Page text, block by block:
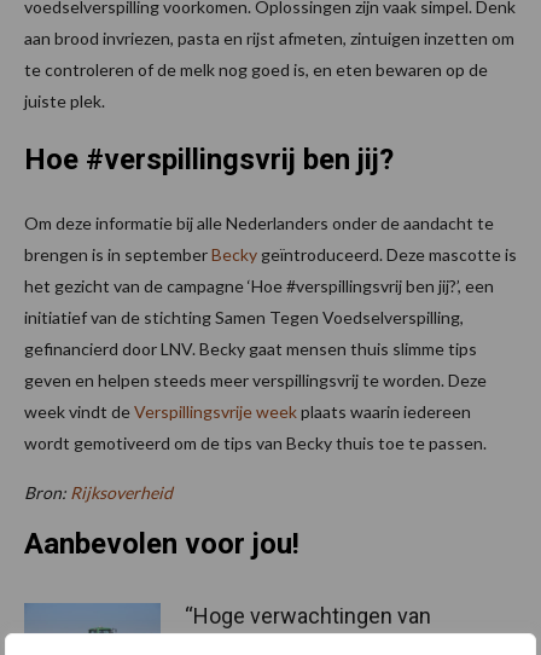
voedselverspilling voorkomen. Oplossingen zijn vaak simpel. Denk
aan brood invriezen, pasta en rijst afmeten, zintuigen inzetten om
te controleren of de melk nog goed is, en eten bewaren op de
juiste plek.
Hoe #verspillingsvrij ben jij?
Om deze informatie bij alle Nederlanders onder de aandacht te
brengen is in septemberBecky geïntroduceerd. Deze mascotte is
het gezicht van de campagne ‘Hoe #verspillingsvrij ben jij?’, een
initiatief van de stichting Samen Tegen Voedselverspilling,
gefinancierd door LNV. Becky gaat mensen thuis slimme tips
geven en helpen steeds meer verspillingsvrij te worden. Deze
week vindt deVerspillingsvrije weekplaats waarin iedereen
wordt gemotiveerd om de tips van Becky thuis toe te passen.
Bron: Rijksoverheid
Aanbevolen voor jou!
“Hoge verwachtingen van
schijven voor kouters”